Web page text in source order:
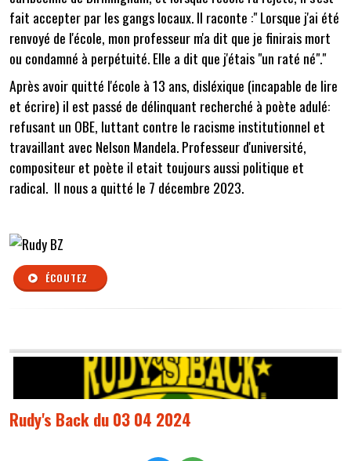
fait accepter par les gangs locaux. Il raconte :" Lorsque j'ai été
renvoyé de l'école, mon professeur m'a dit que je finirais mort
ou condamné à perpétuité. Elle a dit que j'étais "un raté né"."
Après avoir quitté l'école à 13 ans, disléxique (incapable de lire
et écrire) il est passé de délinquant recherché à poète adulé:
refusant un OBE, luttant contre le racisme institutionnel et
travaillant avec Nelson Mandela. Professeur d'université,
compositeur et poète il etait toujours aussi politique et
radical. Il nous a quitté le 7 décembre 2023.
ÉCOUTEZ
Rudy's Back du 03 04 2024